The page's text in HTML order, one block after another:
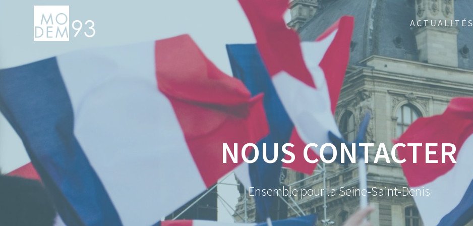
ACTUALITÉS
NOUS CONTACTER
Ensemble pour la Seine-Saint-Denis